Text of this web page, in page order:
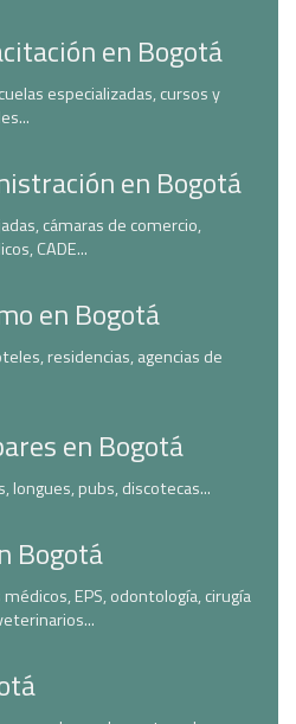
en Bogotá
especializadas, cursos y
en Bogotá
cámaras de comercio,
CADE...
en Bogotá
residencias, agencias de
en Bogotá
longues, pubs, discotecas...
Bogotá
EPS, odontología, cirugía